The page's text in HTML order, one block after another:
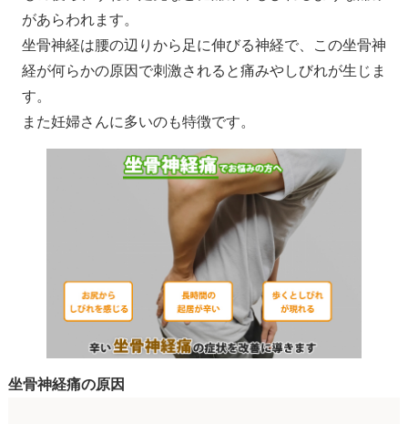
があらわれます。
坐骨神経は腰の辺りから足に伸びる神経で、この坐骨神
経が何らかの原因で刺激されると痛みやしびれが生じま
す。
また妊婦さんに多いのも特徴です。
坐骨神経痛の原因